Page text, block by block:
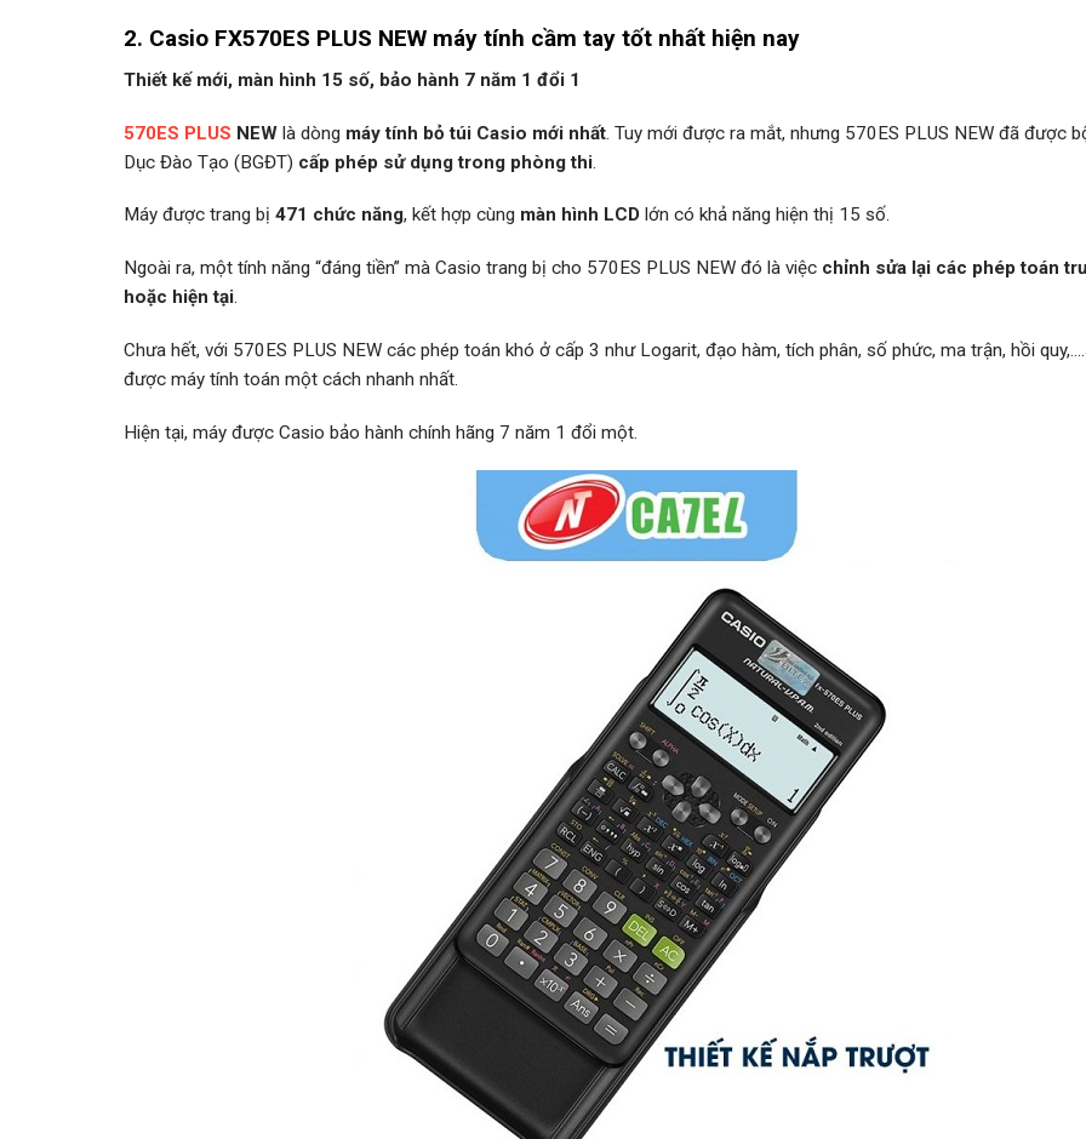
2. Casio FX570ES PLUS NEW máy tính cầm tay tốt nhất hiện nay
Thiết kế mới, màn hình 15 số, bảo hành 7 năm 1 đổi 1
570ES PLUS NEW là dòng máy tính bỏ túi Casio mới nhất. Tuy mới được ra mắt, nhưng 570ES PLUS NEW đã được
Dục Đào Tạo (BGĐT) cấp phép sử dụng trong phòng thi.
Máy được trang bị 471 chức năng, kết hợp cùng màn hình LCD lớn có khả năng hiện thị 15 số.
Ngoài ra, một tính năng “đáng tiền” mà Casio trang bị cho 570ES PLUS NEW đó là việc chỉnh sửa lại các phép toán
hoặc hiện tại.
Chưa hết, với 570ES PLUS NEW các phép toán khó ở cấp 3 như Logarit, đạo hàm, tích phân, số phức, ma trận, hồi
được máy tính toán một cách nhanh nhất.
Hiện tại, máy được Casio bảo hành chính hãng 7 năm 1 đổi một.